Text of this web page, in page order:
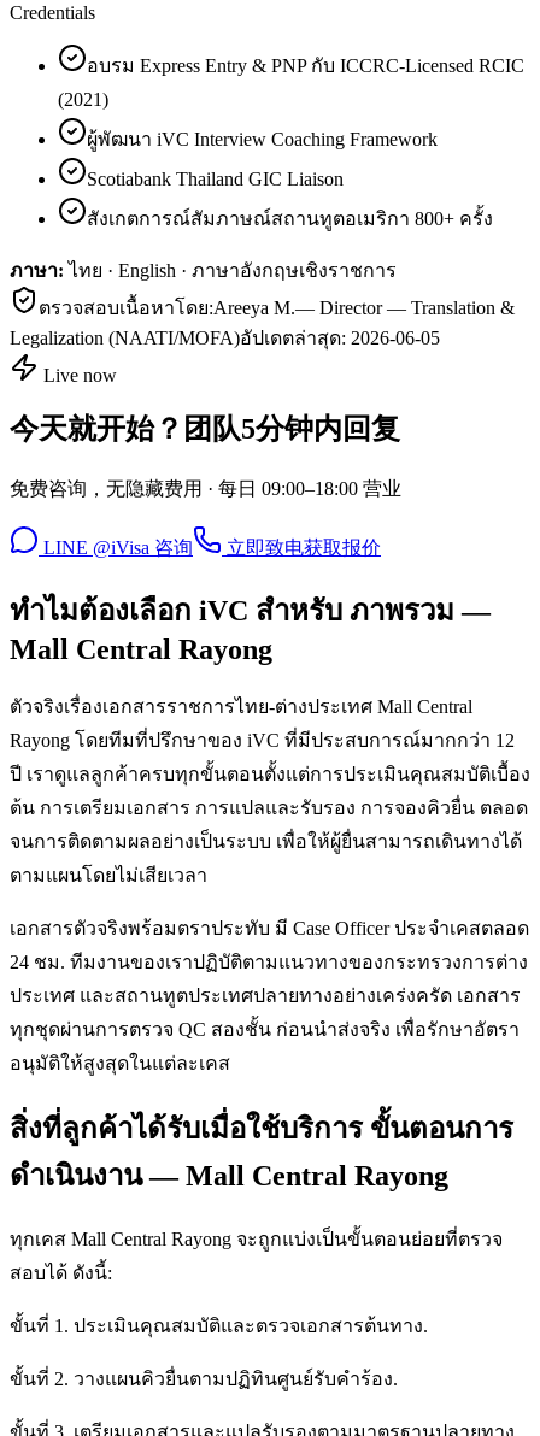
Credentials
อบรม Express Entry & PNP กับ ICCRC-Licensed RCIC
(2021)
ผู้พัฒนา iVC Interview Coaching Framework
Scotiabank Thailand GIC Liaison
สังเกตการณ์สัมภาษณ์สถานทูตอเมริกา 800+ ครั้ง
ภาษา: ไทย · English · ภาษาอังกฤษเชิงราชการ
ตรวจสอบเนื้อหาโดย:Areeya M.— Director — Translation &
Legalization (NAATI/MOFA)อัปเดตล่าสุด: 2026-06-05
Live now
今天就开始？团队5分钟内回复
免费咨询，无隐藏费用 · 每日 09:00–18:00 营业
LINE @iVisa 咨询 立即致电获取报价
ทำไมต้องเลือก iVC สำหรับ ภาพรวม —
Mall Central Rayong
ตัวจริงเรื่องเอกสารราชการไทย-ต่างประเทศ Mall Central
Rayong โดยทีมที่ปรึกษาของ iVC ที่มีประสบการณ์มากกว่า 12
ปี เราดูแลลูกค้าครบทุกขั้นตอนตั้งแต่การประเมินคุณสมบัติเบื้อง
ต้น การเตรียมเอกสาร การแปลและรับรอง การจองคิวยื่น ตลอด
จนการติดตามผลอย่างเป็นระบบ เพื่อให้ผู้ยื่นสามารถเดินทางได้
ตามแผนโดยไม่เสียเวลา
เอกสารตัวจริงพร้อมตราประทับ มี Case Officer ประจำเคสตลอด
24 ชม. ทีมงานของเราปฏิบัติตามแนวทางของกระทรวงการต่าง
ประเทศ และสถานทูตประเทศปลายทางอย่างเคร่งครัด เอกสาร
ทุกชุดผ่านการตรวจ QC สองชั้น ก่อนนำส่งจริง เพื่อรักษาอัตรา
อนุมัติให้สูงสุดในแต่ละเคส
สิ่งที่ลูกค้าได้รับเมื่อใช้บริการ ขั้นตอนการ
ดำเนินงาน — Mall Central Rayong
ทุกเคส Mall Central Rayong จะถูกแบ่งเป็นขั้นตอนย่อยที่ตรวจ
สอบได้ ดังนี้:
ขั้นที่ 1. ประเมินคุณสมบัติและตรวจเอกสารต้นทาง.
ขั้นที่ 2. วางแผนคิวยื่นตามปฏิทินศูนย์รับคำร้อง.
ขั้นที่ 3. เตรียมเอกสารและแปลรับรองตามมาตรฐานปลายทาง.